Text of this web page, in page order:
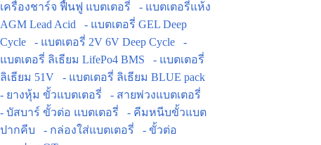
เครื่องชาร์จ ฟื้นฟู แบตเตอรี่
- แบตเตอรี่แห้ง
AGM Lead Acid
- แบตเตอรี่ GEL Deep
Cycle
- แบตเตอรี่ 2V 6V Deep Cycle
-
แบตเตอรี่ ลิเธียม LifePo4 BMS
- แบตเตอรี่
ลิเธียม 51V
- แบตเตอรี่ ลิเธียม BLUE pack
- ยางหุ้ม ขั้วแบตเตอรี่
- สายพ่วงแบตเตอรี่
- บัสบาร์ ขั้วต่อ แบตเตอรี่
- คีมหนีบขั้วแบต
ปากคีบ
- กล่องใส่แบตเตอรี่
- ขั้วต่อ